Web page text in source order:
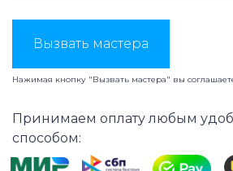
Вызвать мастера
Нажимая кнопку "Вызвать мастера" вы
Принимаем оплату любым
способом: